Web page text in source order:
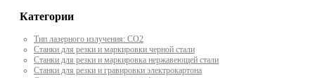
Категории
Тип лазерного излучения: СО2
Станки для резки и маркировки черной стали
Станки для резки и маркировка нержавеющей стали
Станки для резки и гравировки электрокартона